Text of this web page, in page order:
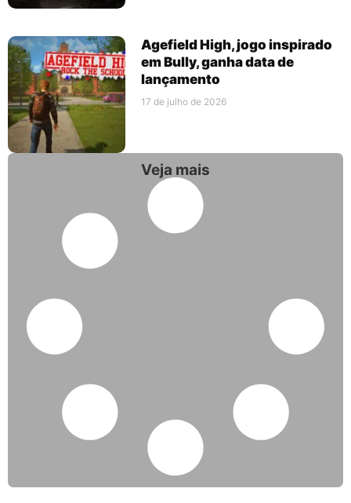
Agefield High, jogo inspirado
em Bully, ganha data de
lançamento
17 de julho de 2026
Veja mais